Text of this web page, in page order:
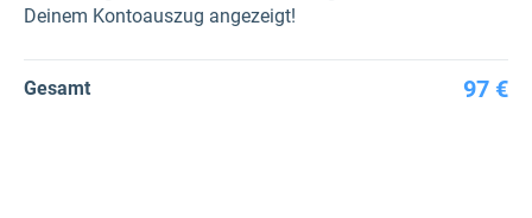
Deinem Kontoauszug angezeigt!
Gesamt 97 €